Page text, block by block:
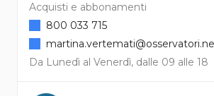
Acquisti e abbonamenti
Da Lunedì al Venerdì, dalle 09 alle 18
800 033 715